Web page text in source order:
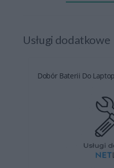
Usługi dodatkowe
Dobór Baterii Do